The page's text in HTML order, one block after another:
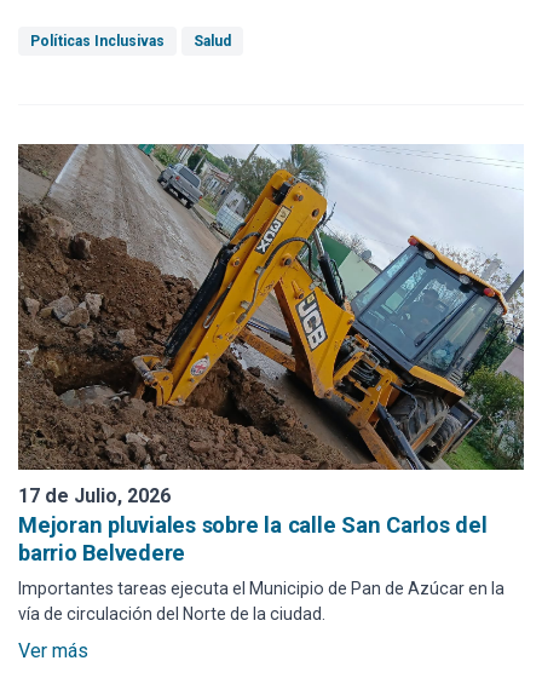
Políticas Inclusivas Salud
17 de Julio, 2026
Mejoran pluviales sobre la calle San Carlos del
barrio Belvedere
Importantes tareas ejecuta el Municipio de Pan de Azúcar en la
vía de circulación del Norte de la ciudad.
Ver más